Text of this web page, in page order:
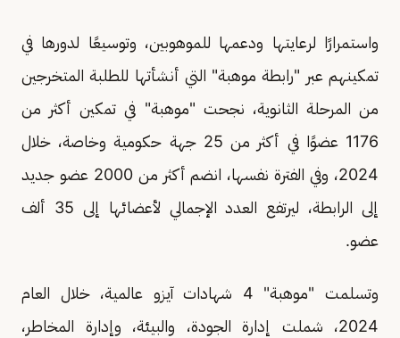
واستمرارًا لرعايتها ودعمها للموهوبين، وتوسيعًا لدورها في
تمكينهم عبر "رابطة موهبة" التي أنشأتها للطلبة المتخرجين
من المرحلة الثانوية، نجحت "موهبة" في تمكين أكثر من
1176 عضوًا في أكثر من 25 جهة حكومية وخاصة، خلال
2024، وفي الفترة نفسها، انضم أكثر من 2000 عضو جديد
إلى الرابطة، ليرتفع العدد الإجمالي لأعضائها إلى 35 ألف
عضو.
وتسلمت "موهبة" 4 شهادات آيزو عالمية، خلال العام
2024، شملت إدارة الجودة، والبيئة، وإدارة المخاطر،